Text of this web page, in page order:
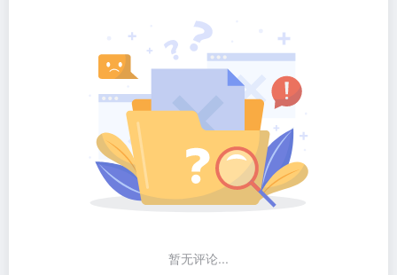
暂无评论...